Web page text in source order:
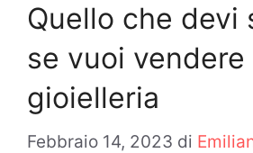
Quello che devi
se vuoi vendere
gioielleria
Febbraio 14, 2023 di